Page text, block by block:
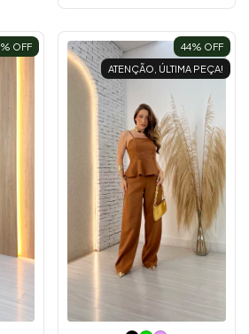
% OFF 44% OFF
ATENÇÃO, ÚLTIMA PEÇA!